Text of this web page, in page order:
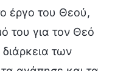
έργο του Θεού,
του για τον Θεό
των